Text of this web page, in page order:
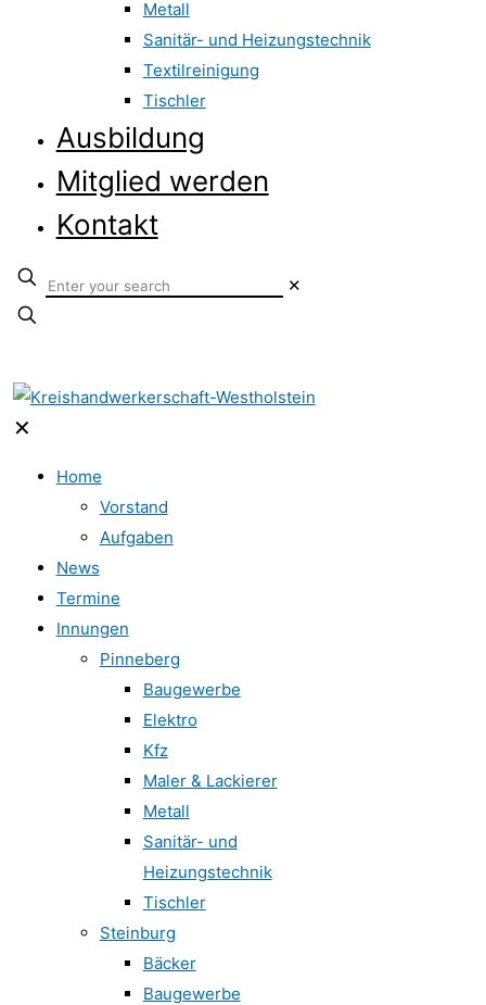
Metall
Sanitär- und Heizungstechnik
Textilreinigung
Tischler
Ausbildung
Mitglied werden
Kontakt
✕
✕
Home
Vorstand
Aufgaben
News
Termine
Innungen
Pinneberg
Baugewerbe
Elektro
Kfz
Maler & Lackierer
Metall
Sanitär- und
Heizungstechnik
Tischler
Steinburg
Bäcker
Baugewerbe